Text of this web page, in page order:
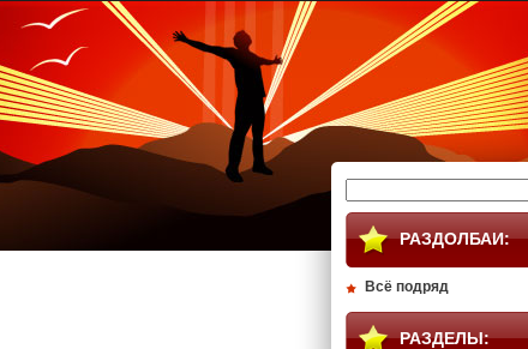
РАЗДОЛБАИ:
Всё подряд
РАЗДЕЛЫ: